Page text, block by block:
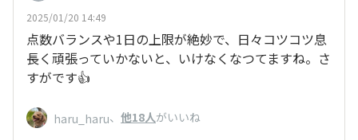
2025/01/20 14:49
点数バランスや1日の上限が絶妙で、日々コツコツ息
長く頑張っていかないと、いけなくなつてますね。さ
すがです👍
haru_haru、 他18人がいいね